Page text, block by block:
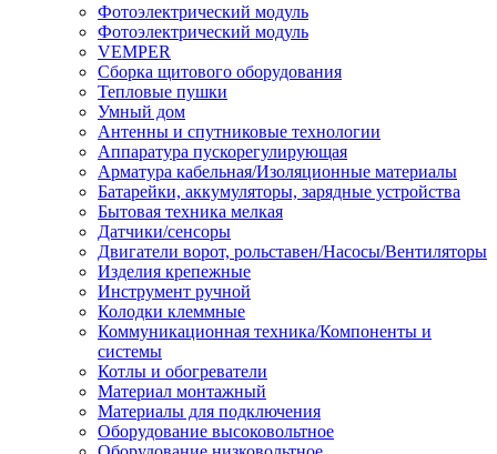
Фотоэлектрический модуль
Фотоэлектрический модуль
VEMPER
Сборка щитового оборудования
Тепловые пушки
Умный дом
Антенны и спутниковые технологии
Аппаратура пускорегулирующая
Арматура кабельная/Изоляционные материалы
Батарейки, аккумуляторы, зарядные устройства
Бытовая техника мелкая
Датчики/сенсоры
Двигатели ворот, рольставен/Насосы/Вентиляторы
Изделия крепежные
Инструмент ручной
Колодки клеммные
Коммуникационная техника/Компоненты и
системы
Котлы и обогреватели
Материал монтажный
Материалы для подключения
Оборудование высоковольтное